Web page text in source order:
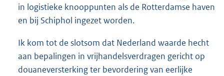
in logistieke knooppunten als de Rotterdamse haven
en bij Schiphol ingezet worden.
Ik kom tot de slotsom dat Nederland waarde hecht
aan bepalingen in vrijhandelsverdragen gericht op
douaneversterking ter bevordering van eerlijke